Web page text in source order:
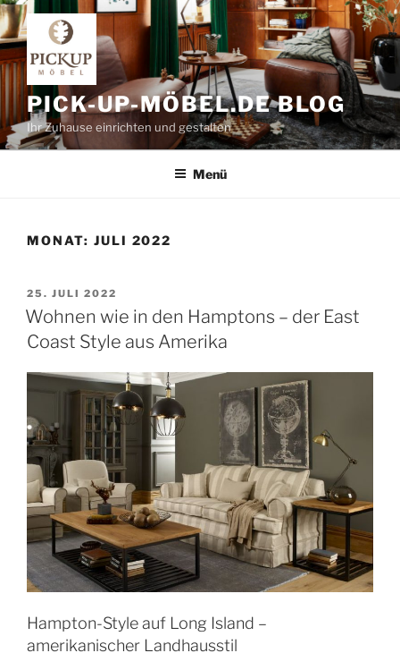
Zum
Inhalt
springen
PICK-UP-MÖBEL.DE BLOG
Ihr Zuhause einrichten und gestalten
Menü
MONAT: JULI 2022
VERÖFFENTLICHT
AM
25. JULI 2022
Wohnen wie in den Hamptons – der East
Coast Style aus Amerika
Hampton-Style auf Long Island –
amerikanischer Landhausstil